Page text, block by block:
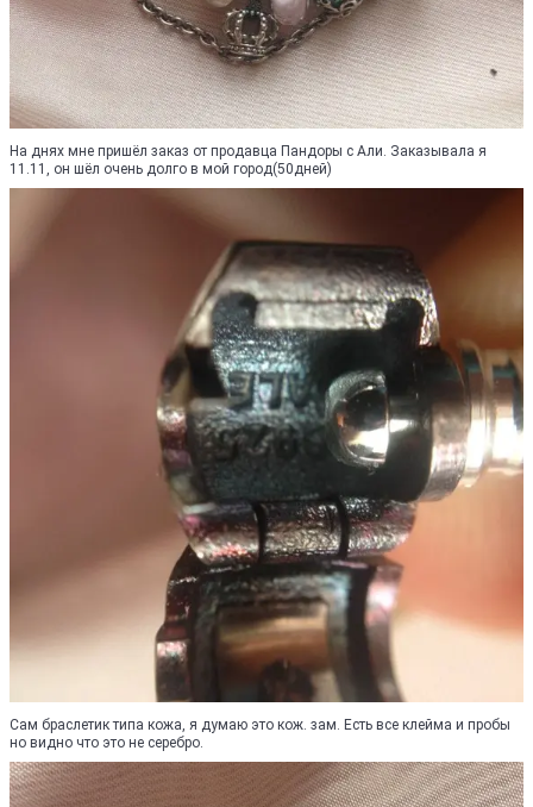
На днях мне пришёл заказ от продавца Пандоры с Али. Заказывала я
11.11, он шёл очень долго в мой город(50дней)
Сам браслетик типа кожа, я думаю это кож. зам. Есть все клейма и пробы
но видно что это не серебро.